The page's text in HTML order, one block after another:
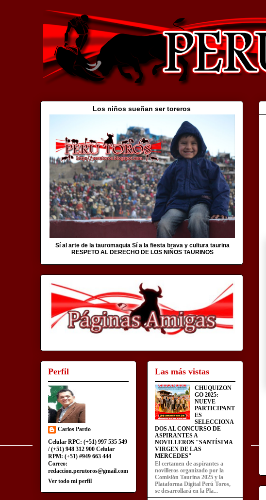
Los niños sueñan ser toreros
Sí al arte de la tauromaquia Sí a la fiesta brava y cultura taurina
RESPETO AL DERECHO DE LOS NIÑOS TAURINOS
Perfil
Carlos Pardo
Celular RPC: (+51) 997 535 549
/ (+51) 948 312 900 Celular
RPM: (+51) #949 663 444
Correo:
redaccion.perutoros@gmail.com
Ver todo mi perfil
Las más vistas
CHUQUIZON
GO 2025:
NUEVE
PARTICIPANT
ES
SELECCIONA
DOS AL CONCURSO DE
ASPIRANTES A
NOVILLEROS "SANTÍSIMA
VIRGEN DE LAS
MERCEDES"
El certamen de aspirantes a
novilleros organizado por la
Comisión Taurina 2025 y la
Plataforma Digital Perú Toros,
se desarrollará en la Pla...